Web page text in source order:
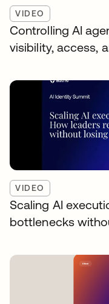
VIDEO
Controlling AI
visibility, access,
VIDEO
Scaling AI
bottlenecks